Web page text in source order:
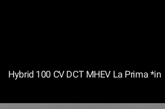
Hybrid 100 CV DCT MHEV La Prima *in